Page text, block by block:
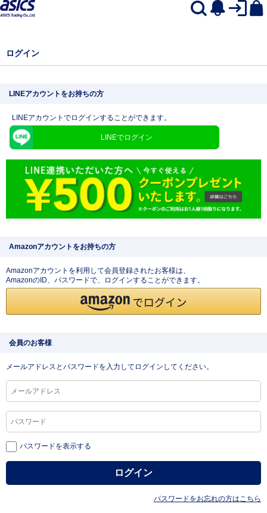
ログイン
LINEアカウントをお持ちの方
LINEアカウントでログインすることができます。
LINEでログイン
Amazonアカウントをお持ちの方
Amazonアカウントを利用して会員登録されたお客様は、
AmazonのID、パスワードで、ログインすることができます。
会員のお客様
メールアドレスとパスワードを入力してログインしてください。
パスワードを表示する
パスワードをお忘れの方はこちら